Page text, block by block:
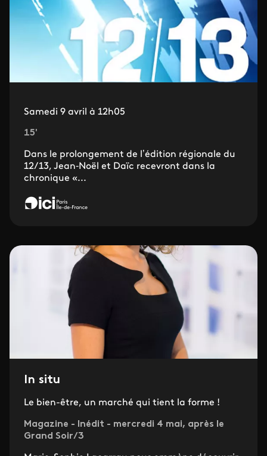
Samedi 9 avril à 12h05
15'
Dans le prolongement de l’édition régionale du
12/13, Jean‐Noël et Daïc recevront dans la
chronique «...
In situ
Le bien-être, un marché qui tient la forme !
Magazine - Inédit - mercredi 4 mai, après le
Grand Soir/3